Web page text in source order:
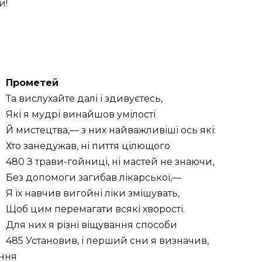
Прометей
Та вислухайте далі і здивуєтесь,
Які я мудрі винайшов умілості
Й мистецтва,— з них найважливіші ось які:
Хто занедужав, ні пиття цілющого
480 З трави-гойниці, ні мастей не знаючи,
Без допомоги загибав лікарської,—
Я їх навчив вигойні ліки змішувать,
Щоб цим перемагати всякі хворості.
Для них я різні віщування способи
485 Установив, і перший сни я визначив,